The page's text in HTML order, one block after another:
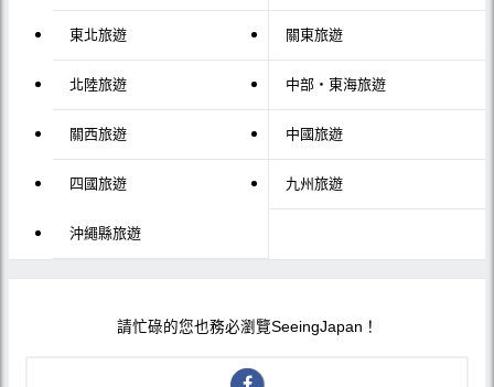
東北旅遊 關東旅遊
北陸旅遊 中部・東海旅遊
關西旅遊 中國旅遊
四國旅遊 九州旅遊
沖繩縣旅遊
請忙碌的您也務必瀏覽SeeingJapan！